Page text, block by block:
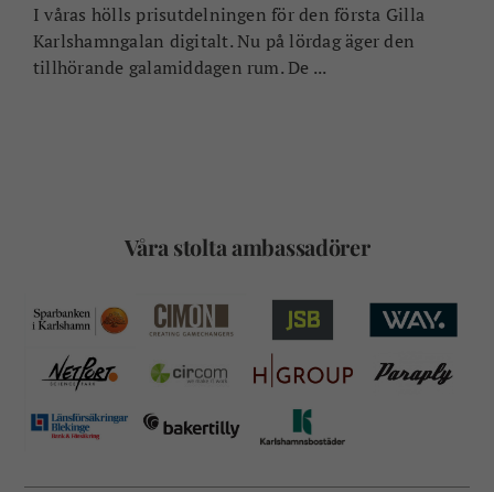
I våras hölls prisutdelningen för den första Gilla
Karlshamngalan digitalt. Nu på lördag äger den
tillhörande galamiddagen rum. De ...
Våra stolta ambassadörer